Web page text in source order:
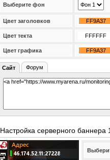
Выберите фон
Цвет заголовков
Цвет текта
Цвет графика
Сайт Форум
Настройка серверного баннера